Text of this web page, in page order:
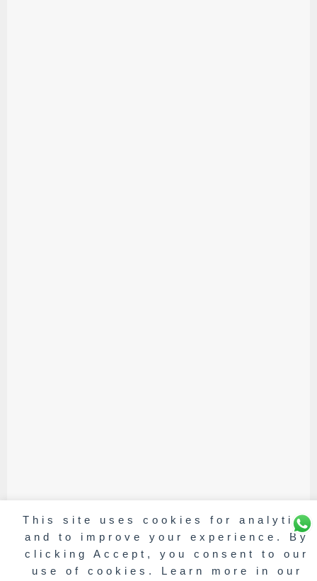
This site uses cookies for analytics
and to improve your experience. By
clicking Accept, you consent to our
use of cookies. Learn more in our